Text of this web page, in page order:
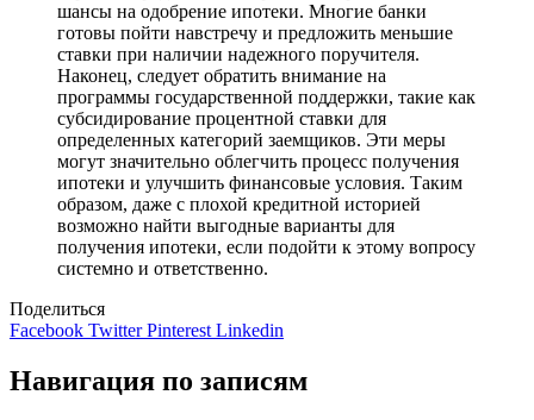
шансы на одобрение ипотеки. Многие банки
готовы пойти навстречу и предложить меньшие
ставки при наличии надежного поручителя.
Наконец, следует обратить внимание на
программы государственной поддержки, такие как
субсидирование процентной ставки для
определенных категорий заемщиков. Эти меры
могут значительно облегчить процесс получения
ипотеки и улучшить финансовые условия. Таким
образом, даже с плохой кредитной историей
возможно найти выгодные варианты для
получения ипотеки, если подойти к этому вопросу
системно и ответственно.
Поделиться
Facebook TwitterPinterest Linkedin
Навигация по записям